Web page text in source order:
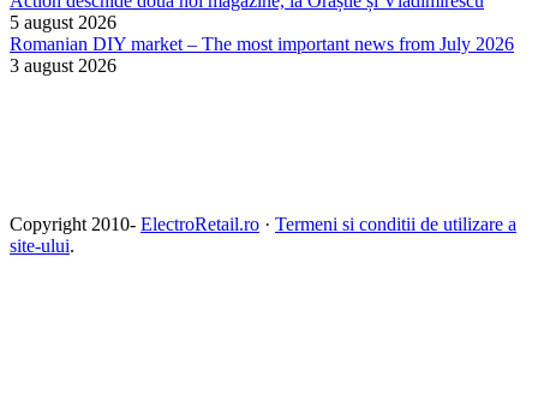
5 august 2026
Romanian DIY market – The most important news from July 2026
3 august 2026
Copyright 2010- ElectroRetail.ro · Termeni si conditii de utilizare a
site-ului.